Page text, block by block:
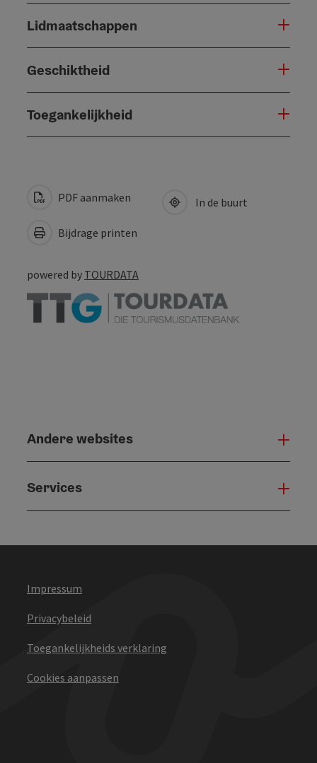
Lidmaatschappen
Geschiktheid
Toegankelijkheid
PDF aanmaken
Bijdrage printen
In de buurt
powered by TOURDATA
Andere websites
Services
Impressum
Privacybeleid
Toegankelijkheids verklaring
Cookies aanpassen